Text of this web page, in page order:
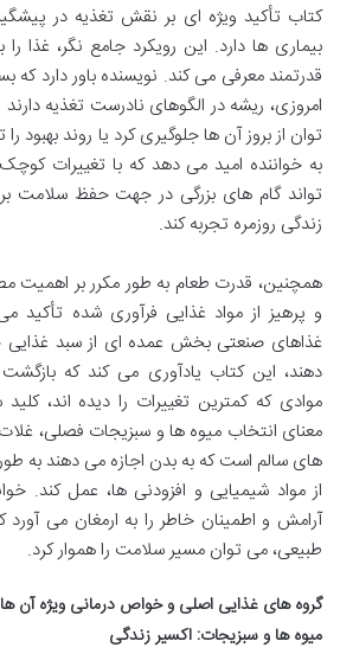
کتاب تأکید ویژه ای بر نقش تغذیه در
بیماری ها دارد. این رویکرد جامع نگر، غذا
قدرتمند معرفی می کند. نویسنده باور دارد که
امروزی، ریشه در الگوهای نادرست تغذیه
توان از بروز آن ها جلوگیری کرد یا روند بهبود
به خواننده امید می دهد که با تغییرات
تواند گام های بزرگی در جهت حفظ سلامت
زندگی روزمره تجربه کند.
همچنین، قدرت طعام به طور مکرر بر اهمیت
و پرهیز از مواد غذایی فرآوری شده تأکید
غذاهای صنعتی بخش عمده ای از سبد غذایی
دهند، این کتاب یادآوری می کند که
موادی که کمترین تغییرات را دیده اند،
معنای انتخاب میوه ها و سبزیجات فصلی،
های سالم است که به بدن اجازه می دهند به
از مواد شیمیایی و افزودنی ها، عمل کند.
آرامش و اطمینان خاطر را به ارمغان می
طبیعی، می توان مسیر سلامت را هموار کرد.
گروه های غذایی اصلی و خواص درمانی ویژه آن ها
میوه ها و سبزیجات: اکسیر زندگی